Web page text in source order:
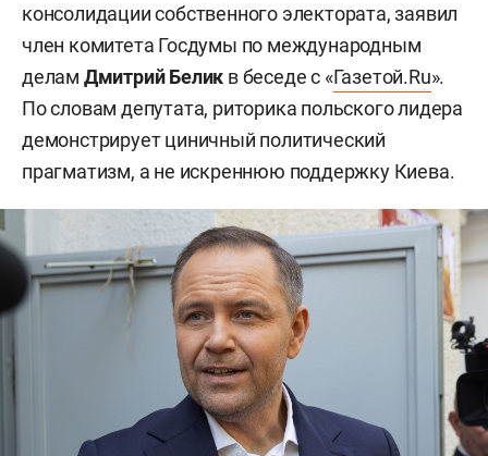
консолидации собственного электората, заявил
член комитета Госдумы по международным
делам Дмитрий Белик в беседе с «Газетой.Ru».
По словам депутата, риторика польского лидера
демонстрирует циничный политический
прагматизм, а не искреннюю поддержку Киева.